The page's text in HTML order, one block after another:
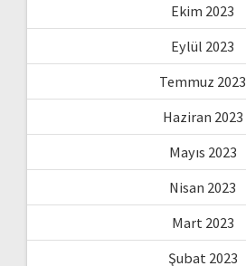
Ekim 2023
Eylül 2023
Temmuz 2023
Haziran 2023
Mayıs 2023
Nisan 2023
Mart 2023
Şubat 2023